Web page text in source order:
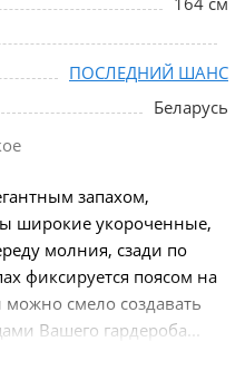
ПОСЛЕДНИЙ ШАНС
Беларусь
запахом,
широкие укороченные,
молния, сзади по
фиксируется поясом на
смело создавать
Вашего гардероба...